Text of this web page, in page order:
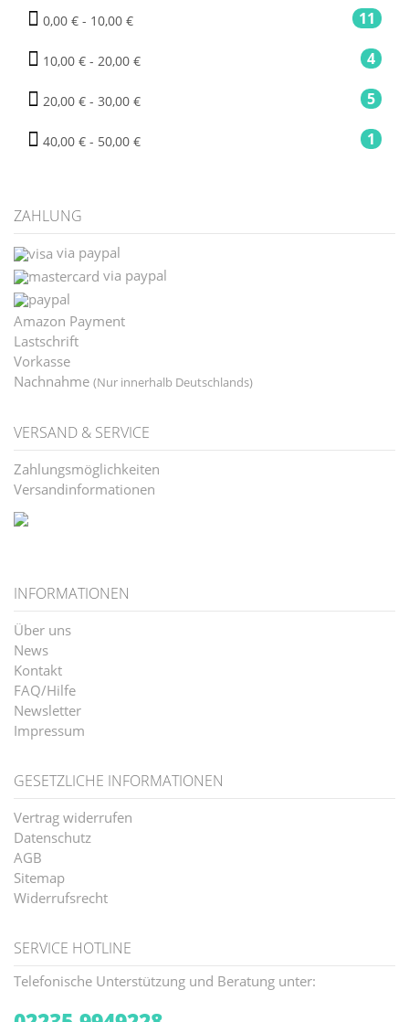
11
0,00 € - 10,00 €
4
10,00 € - 20,00 €
5
20,00 € - 30,00 €
1
40,00 € - 50,00 €
ZAHLUNG
via paypal
via paypal
Amazon Payment
Lastschrift
Vorkasse
Nachnahme (Nur innerhalb Deutschlands)
VERSAND & SERVICE
Zahlungsmöglichkeiten
Versandinformationen
INFORMATIONEN
Über uns
News
Kontakt
FAQ/Hilfe
Newsletter
Impressum
GESETZLICHE INFORMATIONEN
Vertrag widerrufen
Datenschutz
AGB
Sitemap
Widerrufsrecht
SERVICE HOTLINE
Telefonische Unterstützung und Beratung unter: